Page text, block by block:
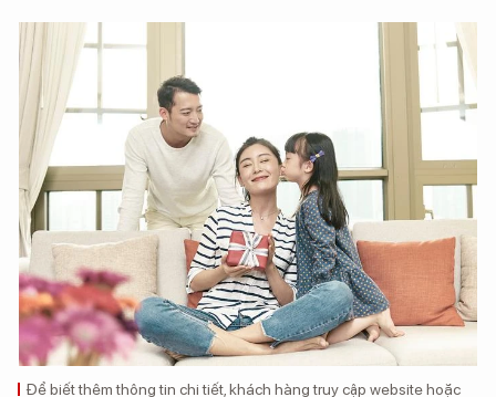
Để biết thêm thông tin chi tiết, khách hàng truy cập website hoặc